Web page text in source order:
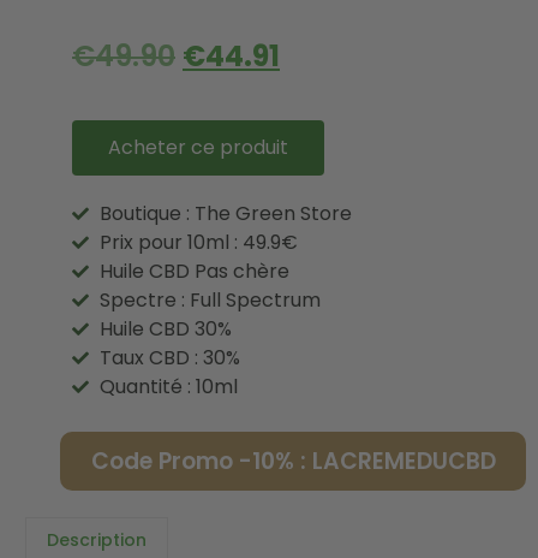
€49.90 €44.91
Acheter ce produit
Boutique : The Green Store
Prix pour 10ml : 49.9€
Huile CBD Pas chère
Spectre : Full Spectrum
Huile CBD 30%
Taux CBD : 30%
Quantité : 10ml
Code Promo -10% : LACREMEDUCBD
Description